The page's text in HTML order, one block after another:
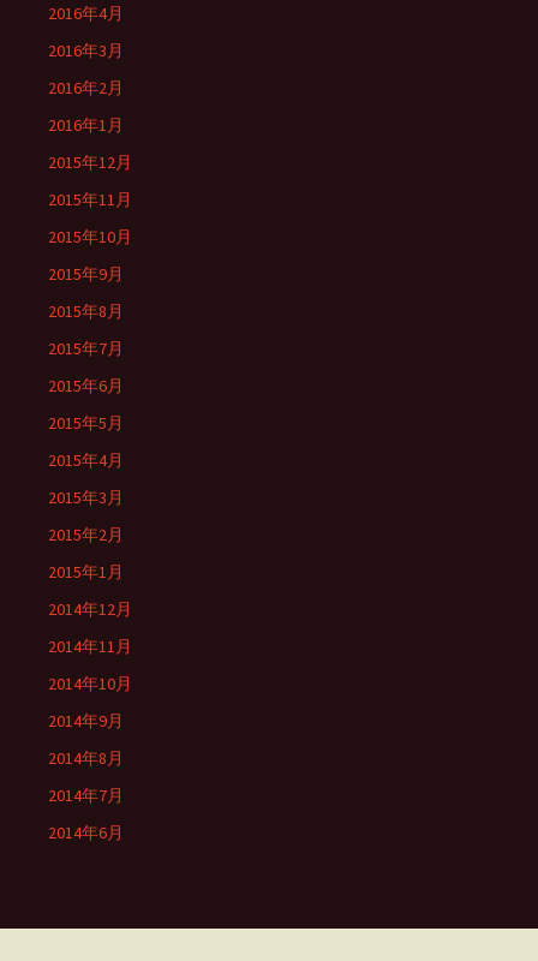
2016年4月
2016年3月
2016年2月
2016年1月
2015年12月
2015年11月
2015年10月
2015年9月
2015年8月
2015年7月
2015年6月
2015年5月
2015年4月
2015年3月
2015年2月
2015年1月
2014年12月
2014年11月
2014年10月
2014年9月
2014年8月
2014年7月
2014年6月